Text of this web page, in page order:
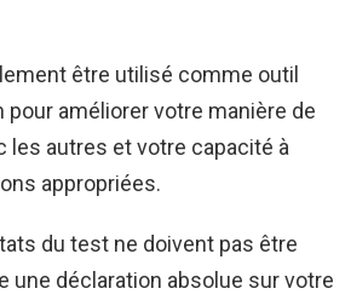
être utilisé comme outil
pour améliorer votre manière de
les autres et votre capacité à
appropriées.
du test ne doivent pas être
une déclaration absolue sur votre